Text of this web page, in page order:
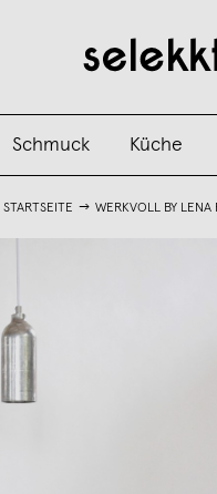
Schmuck Küche
STARTSEITE WERKVOLL BY